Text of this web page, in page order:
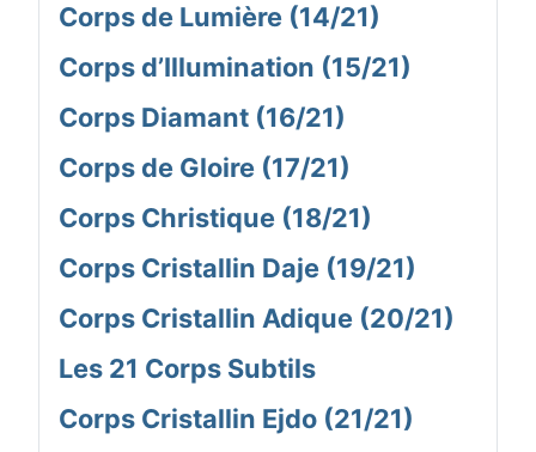
Corps de Lumière (14/21)
Corps d’Illumination (15/21)
Corps Diamant (16/21)
Corps de Gloire (17/21)
Corps Christique (18/21)
Corps Cristallin Daje (19/21)
Corps Cristallin Adique (20/21)
Les 21 Corps Subtils
Corps Cristallin Ejdo (21/21)